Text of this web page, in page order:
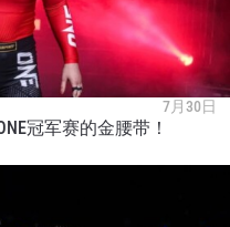
7月30日
冠军赛的金腰带！